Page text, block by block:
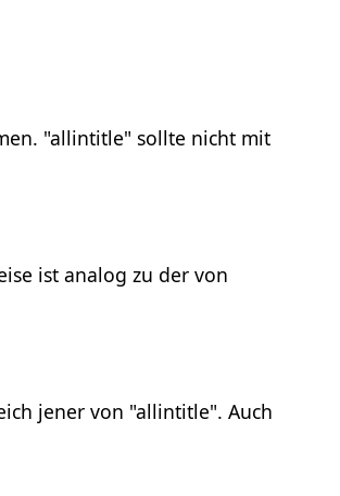
"allintitle" sollte nicht mit
ist analog zu der von
jener von "allintitle". Auch